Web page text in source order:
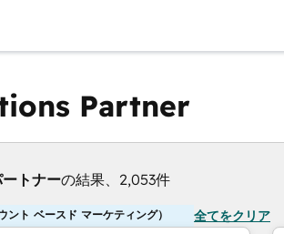
Partner
トナーの結果、2,053件
ント ベースド マーケティング） 全てをクリア